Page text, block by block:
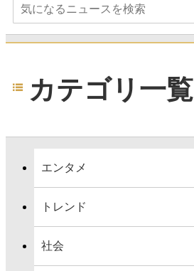
カテゴリ一覧
エンタメ
トレンド
社会